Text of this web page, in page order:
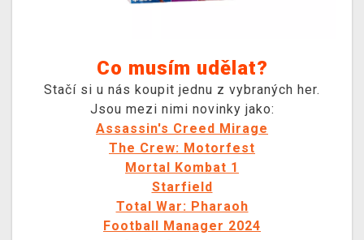
Co musím udělat?
Stačí si u nás koupit jednu z vybraných her.
Jsou mezi nimi novinky jako:
Assassin's Creed Mirage
The Crew: Motorfest
Mortal Kombat 1
Starfield
Total War: Pharaoh
Football Manager 2024